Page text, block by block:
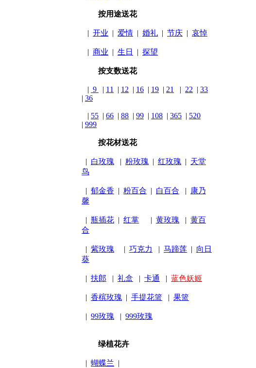
按用途送花
| 开业 | 爱情 | 婚礼 | 节庆 | 哀悼
| 商业 | 生日 | 探望
按支数送花
| 9 | 11 | 12 | 16 | 19 | 21 | 22 | 33
| 36
| 55 | 66 | 88 | 99 | 108 | 365 | 520
| 999
按花材送花
| 白玫瑰 | 粉玫瑰 | 红玫瑰 | 天堂
鸟
| 郁金香 | 粉百合 | 白百合 |
康乃
馨
| 瓶插花 | 红掌 | 黄玫瑰 | 黄百
合
| 紫玫瑰 | 巧克力 | 马蹄莲 | 向日
葵
| 扶郎 | 礼盒 | 卡通 | 蓝色妖姬
| 香槟玫瑰 | 手提花篮 | 果篮
| 99玫瑰 | 999玫瑰
绿植花卉
| 蝴蝶兰 |